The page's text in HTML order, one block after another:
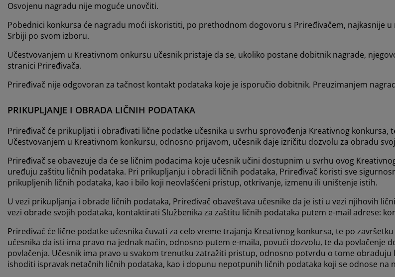
Osvojenu nagradu nije moguće unovčiti.
Pobednici konkursa će nagradu moći iskoristiti, po prethodnom dogovoru s Priređivačem, najkasnije
Srbiji po svom izboru.
Učestvovanjem u Kreativnom onkursu učesnik pristaje da se, ukoliko postane dobitnik nagrade,
stranici Priređivača.
Priređivač nije odgovoran za tačnost kontakt podataka koje je isporučio dobitnik. Preuzimanjem
PRIKUPLJANJE I OBRADA LIČNIH PODATAKA
Priređivač će prikupljati i obrađivati lične podatke učesnika u svrhu sprovođenja Kreativnog
Učestvovanjem u Kreativnom konkursu, odnosno prijavom, učesnik daje izričitu dozvolu za obradu
Priređivač se obavezuje da će se ličnim podacima koje učesnik učini dostupnim u svrhu ovog
uređuju zaštitu ličnih podataka. Pri prikupljanju i obradi ličnih podataka, Priređivač koristi sve
prikupljenih ličnih podataka, kao i bilo koji neovlašćeni pristup, otkrivanje, izmenu ili uništenje istih.
U vezi prikupljanja i obrade ličnih podataka, Priređivač obaveštava učesnike da je isti u vezi njihovih
vezi obrade svojih podataka, kontaktirati Službenika za zaštitu ličnih podataka putem e-mail adrese:
Priređivač će lične podatke učesnika čuvati za celo vreme trajanja Kreativnog konkursa, te po
učesnika da isti ima pravo na jednak način, odnosno putem e-maila, povući dozvolu, te da
povlačenja. Učesnik ima pravo u svakom trenutku zatražiti pristup, odnosno potvrdu o tome
ishoditi ispravak netačnih ličnih podataka, kao i dopunu nepotpunih ličnih podataka koji se odnose